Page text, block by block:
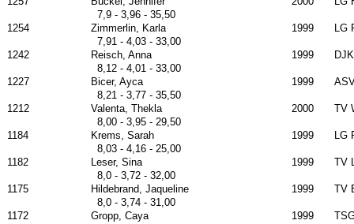
7,9 - 3,96 - 35,50
1254
Zimmerlin, Karla 1999
LG
7,91 - 4,03 - 33,00
1242
Reisch, Anna 1999
8,12 - 4,01 - 33,00
1227
Bicer, Ayca 1999
8,21 - 3,77 - 35,50
1212
Valenta, Thekla 2000
TV
8,00 - 3,95 - 29,50
1184
Krems, Sarah 1999
LG
8,03 - 4,16 - 25,00
1182
Leser, Sina 1999
TV
8,0 - 3,72 - 32,00
1175
Hildebrand, Jaqueline 1999
TV
8,0 - 3,74 - 31,00
1172
Gropp, Caya 1999